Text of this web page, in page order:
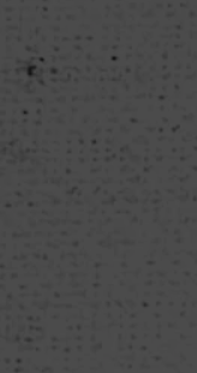
Euro zu
auszustellen.